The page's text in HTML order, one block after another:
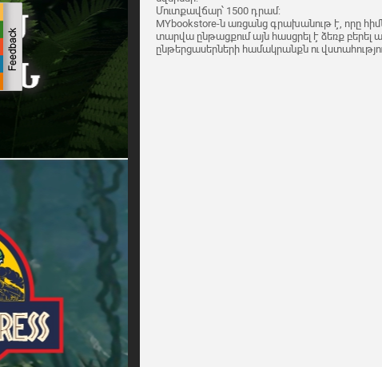
Մուտքավճար՝ 1500 դրամ:
MYbookstore-ն առցանց գրախանութ է, որը
տարվա ընթացքում այն հասցրել է ձեռք բերել
ընթերցասերների համակրանքն ու